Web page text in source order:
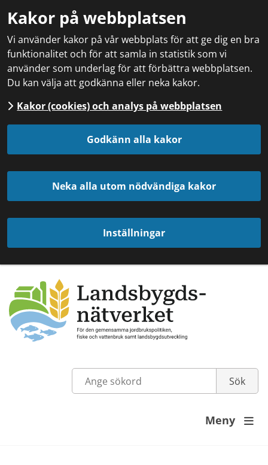
Kakor på webbplatsen
Vi använder kakor på vår webbplats för att ge dig en bra
funktionalitet och för att samla in statistik som vi
använder som underlag för att förbättra webbplatsen.
Du kan välja att godkänna eller neka kakor.
Kakor (cookies) och analys på webbplatsen
Godkänn alla kakor
Neka alla utom nödvändiga kakor
Inställningar
Meny 